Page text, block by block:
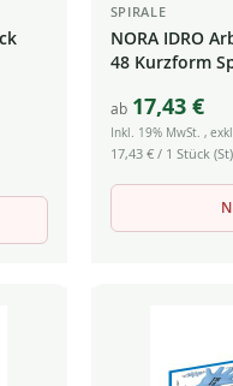
SPIRALE
NORA IDRO
48 Kurzform
ab 17,43 €
Inkl. 19% MwSt. ,
17,43 €/ 1 Stück (St)